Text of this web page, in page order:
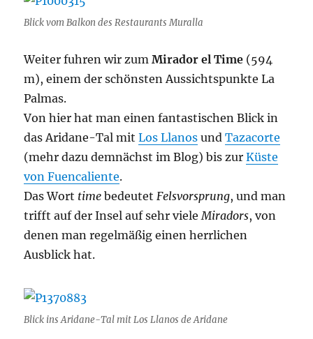
Blick vom Balkon des Restaurants Muralla
Weiter fuhren wir zumMirador el Time (594
m), einem der schönsten Aussichtspunkte La
Palmas.
Von hier hat man einen fantastischen Blick in
das Aridane-Tal mitLos Llanos undTazacorte
(mehr dazu demnächst im Blog) bis zurKüste
von Fuencaliente.
Das Wort timebedeutet Felsvorsprung, und man
trifft auf der Insel auf sehr viele Miradors, von
denen man regelmäßig einen herrlichen
Ausblick hat.
Blick ins Aridane-Tal mit Los Llanos de Aridane